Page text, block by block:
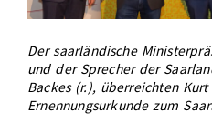
Vom Studium in den Beruf
Study Scheduler
Bibliothek
Open Science/Open Access
Start-ups
Zahlen & Fakten
Kontakt
SIC Merchandise
AnsprechpartnerInnen,
Termine, Vorträge und
Der saarländische
und der Sprecher der
Backes (r.), überreichten
Ernennungsurkunde zum